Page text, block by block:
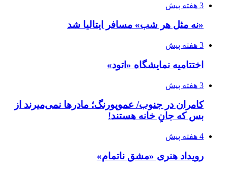
3 هفته پیش
«نه مثل هر شب» مسافر ایتالیا شد
3 هفته پیش
اختتامیه نمایشگاه «اتود»
3 هفته پیش
کامران در جنوب/ عموپورنگ؛ مادرها نمی‌میرند از
بس که جانِ خانه هستند!
4 هفته پیش
رویداد هنری «مشق ناتمام»